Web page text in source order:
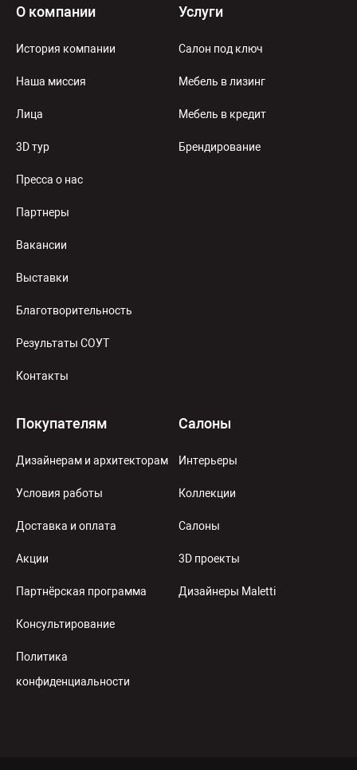
О компании
История компании
Наша миссия
Лица
3D тур
Пресса о нас
Партнеры
Вакансии
Выставки
Благотворительность
Результаты СОУТ
Контакты
Услуги
Салон под ключ
Мебель в лизинг
Мебель в кредит
Брендирование
Покупателям
Дизайнерам и архитекторам
Условия работы
Доставка и оплата
Акции
Партнёрская программа
Консультирование
Политика
конфиденциальности
Салоны
Интерьеры
Коллекции
Салоны
3D проекты
Дизайнеры Maletti